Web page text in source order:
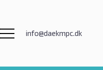
info@daekmpc.dk